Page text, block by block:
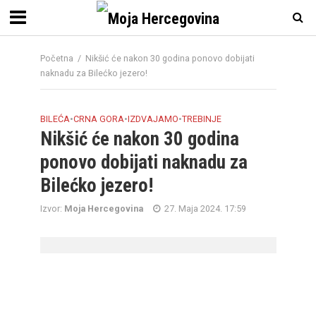
Početna / Nikšić će nakon 30 godina ponovo dobijati
naknadu za Bilećko jezero!
BILEĆA•CRNA GORA•IZDVAJAMO•TREBINJE
Nikšić će nakon 30 godina
ponovo dobijati naknadu za
Bilećko jezero!
Izvor: Moja Hercegovina 27. Maja 2024. 17:59